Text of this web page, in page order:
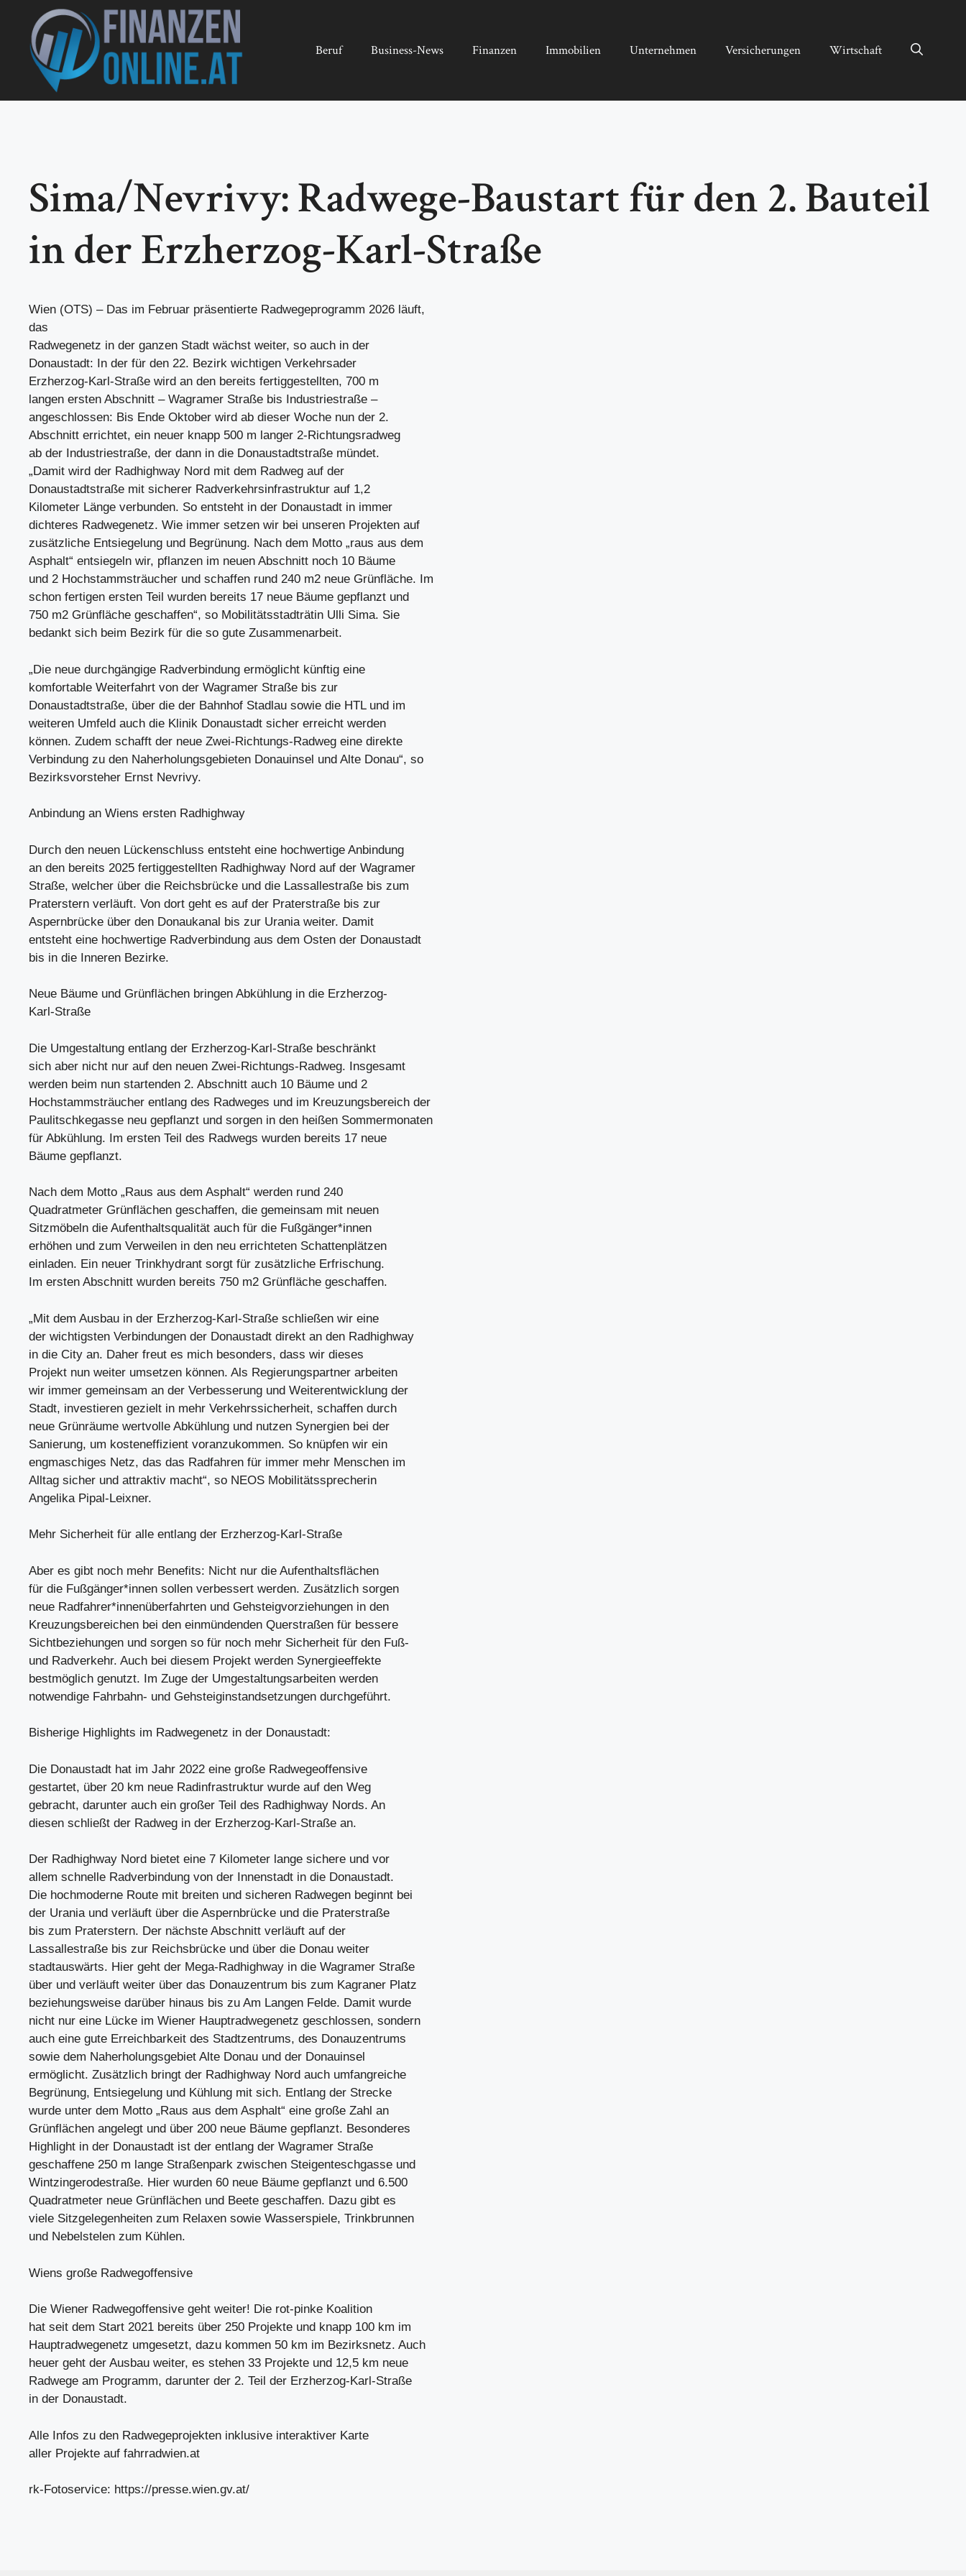
springen
Beruf Business-News Finanzen Immobilien Unternehmen Versicherungen Wirtschaft
Sima/Nevrivy: Radwege-Baustart für den 2. Bauteil
in der Erzherzog-Karl-Straße
Wien (OTS) – Das im Februar präsentierte Radwegeprogramm 2026 läuft,
das
Radwegenetz in der ganzen Stadt wächst weiter, so auch in der
Donaustadt: In der für den 22. Bezirk wichtigen Verkehrsader
Erzherzog-Karl-Straße wird an den bereits fertiggestellten, 700 m
langen ersten Abschnitt – Wagramer Straße bis Industriestraße –
angeschlossen: Bis Ende Oktober wird ab dieser Woche nun der 2.
Abschnitt errichtet, ein neuer knapp 500 m langer 2-Richtungsradweg
ab der Industriestraße, der dann in die Donaustadtstraße mündet.
„Damit wird der Radhighway Nord mit dem Radweg auf der
Donaustadtstraße mit sicherer Radverkehrsinfrastruktur auf 1,2
Kilometer Länge verbunden. So entsteht in der Donaustadt in immer
dichteres Radwegenetz. Wie immer setzen wir bei unseren Projekten auf
zusätzliche Entsiegelung und Begrünung. Nach dem Motto „raus aus dem
Asphalt“ entsiegeln wir, pflanzen im neuen Abschnitt noch 10 Bäume
und 2 Hochstammsträucher und schaffen rund 240 m2 neue Grünfläche. Im
schon fertigen ersten Teil wurden bereits 17 neue Bäume gepflanzt und
750 m2 Grünfläche geschaffen“, so Mobilitätsstadträtin Ulli Sima. Sie
bedankt sich beim Bezirk für die so gute Zusammenarbeit.
„Die neue durchgängige Radverbindung ermöglicht künftig eine
komfortable Weiterfahrt von der Wagramer Straße bis zur
Donaustadtstraße, über die der Bahnhof Stadlau sowie die HTL und im
weiteren Umfeld auch die Klinik Donaustadt sicher erreicht werden
können. Zudem schafft der neue Zwei-Richtungs-Radweg eine direkte
Verbindung zu den Naherholungsgebieten Donauinsel und Alte Donau“, so
Bezirksvorsteher Ernst Nevrivy.
Anbindung an Wiens ersten Radhighway
Durch den neuen Lückenschluss entsteht eine hochwertige Anbindung
an den bereits 2025 fertiggestellten Radhighway Nord auf der Wagramer
Straße, welcher über die Reichsbrücke und die Lassallestraße bis zum
Praterstern verläuft. Von dort geht es auf der Praterstraße bis zur
Aspernbrücke über den Donaukanal bis zur Urania weiter. Damit
entsteht eine hochwertige Radverbindung aus dem Osten der Donaustadt
bis in die Inneren Bezirke.
Neue Bäume und Grünflächen bringen Abkühlung in die Erzherzog-
Karl-Straße
Die Umgestaltung entlang der Erzherzog-Karl-Straße beschränkt
sich aber nicht nur auf den neuen Zwei-Richtungs-Radweg. Insgesamt
werden beim nun startenden 2. Abschnitt auch 10 Bäume und 2
Hochstammsträucher entlang des Radweges und im Kreuzungsbereich der
Paulitschkegasse neu gepflanzt und sorgen in den heißen Sommermonaten
für Abkühlung. Im ersten Teil des Radwegs wurden bereits 17 neue
Bäume gepflanzt.
Nach dem Motto „Raus aus dem Asphalt“ werden rund 240
Quadratmeter Grünflächen geschaffen, die gemeinsam mit neuen
Sitzmöbeln die Aufenthaltsqualität auch für die Fußgänger*innen
erhöhen und zum Verweilen in den neu errichteten Schattenplätzen
einladen. Ein neuer Trinkhydrant sorgt für zusätzliche Erfrischung.
Im ersten Abschnitt wurden bereits 750 m2 Grünfläche geschaffen.
„Mit dem Ausbau in der Erzherzog-Karl-Straße schließen wir eine
der wichtigsten Verbindungen der Donaustadt direkt an den Radhighway
in die City an. Daher freut es mich besonders, dass wir dieses
Projekt nun weiter umsetzen können. Als Regierungspartner arbeiten
wir immer gemeinsam an der Verbesserung und Weiterentwicklung der
Stadt, investieren gezielt in mehr Verkehrssicherheit, schaffen durch
neue Grünräume wertvolle Abkühlung und nutzen Synergien bei der
Sanierung, um kosteneffizient voranzukommen. So knüpfen wir ein
engmaschiges Netz, das das Radfahren für immer mehr Menschen im
Alltag sicher und attraktiv macht“, so NEOS Mobilitätssprecherin
Angelika Pipal-Leixner.
Mehr Sicherheit für alle entlang der Erzherzog-Karl-Straße
Aber es gibt noch mehr Benefits: Nicht nur die Aufenthaltsflächen
für die Fußgänger*innen sollen verbessert werden. Zusätzlich sorgen
neue Radfahrer*innenüberfahrten und Gehsteigvorziehungen in den
Kreuzungsbereichen bei den einmündenden Querstraßen für bessere
Sichtbeziehungen und sorgen so für noch mehr Sicherheit für den Fuß-
und Radverkehr. Auch bei diesem Projekt werden Synergieeffekte
bestmöglich genutzt. Im Zuge der Umgestaltungsarbeiten werden
notwendige Fahrbahn- und Gehsteiginstandsetzungen durchgeführt.
Bisherige Highlights im Radwegenetz in der Donaustadt:
Die Donaustadt hat im Jahr 2022 eine große Radwegeoffensive
gestartet, über 20 km neue Radinfrastruktur wurde auf den Weg
gebracht, darunter auch ein großer Teil des Radhighway Nords. An
diesen schließt der Radweg in der Erzherzog-Karl-Straße an.
Der Radhighway Nord bietet eine 7 Kilometer lange sichere und vor
allem schnelle Radverbindung von der Innenstadt in die Donaustadt.
Die hochmoderne Route mit breiten und sicheren Radwegen beginnt bei
der Urania und verläuft über die Aspernbrücke und die Praterstraße
bis zum Praterstern. Der nächste Abschnitt verläuft auf der
Lassallestraße bis zur Reichsbrücke und über die Donau weiter
stadtauswärts. Hier geht der Mega-Radhighway in die Wagramer Straße
über und verläuft weiter über das Donauzentrum bis zum Kagraner Platz
beziehungsweise darüber hinaus bis zu Am Langen Felde. Damit wurde
nicht nur eine Lücke im Wiener Hauptradwegenetz geschlossen, sondern
auch eine gute Erreichbarkeit des Stadtzentrums, des Donauzentrums
sowie dem Naherholungsgebiet Alte Donau und der Donauinsel
ermöglicht. Zusätzlich bringt der Radhighway Nord auch umfangreiche
Begrünung, Entsiegelung und Kühlung mit sich. Entlang der Strecke
wurde unter dem Motto „Raus aus dem Asphalt“ eine große Zahl an
Grünflächen angelegt und über 200 neue Bäume gepflanzt. Besonderes
Highlight in der Donaustadt ist der entlang der Wagramer Straße
geschaffene 250 m lange Straßenpark zwischen Steigenteschgasse und
Wintzingerodestraße. Hier wurden 60 neue Bäume gepflanzt und 6.500
Quadratmeter neue Grünflächen und Beete geschaffen. Dazu gibt es
viele Sitzgelegenheiten zum Relaxen sowie Wasserspiele, Trinkbrunnen
und Nebelstelen zum Kühlen.
Wiens große Radwegoffensive
Die Wiener Radwegoffensive geht weiter! Die rot-pinke Koalition
hat seit dem Start 2021 bereits über 250 Projekte und knapp 100 km im
Hauptradwegenetz umgesetzt, dazu kommen 50 km im Bezirksnetz. Auch
heuer geht der Ausbau weiter, es stehen 33 Projekte und 12,5 km neue
Radwege am Programm, darunter der 2. Teil der Erzherzog-Karl-Straße
in der Donaustadt.
Alle Infos zu den Radwegeprojekten inklusive interaktiver Karte
aller Projekte auf fahrradwien.at
rk-Fotoservice: https://presse.wien.gv.at/